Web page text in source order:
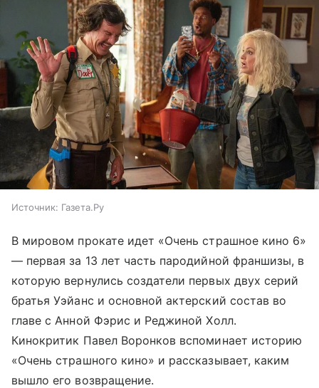
Источник: Газета.Ру
В мировом прокате идет «Очень страшное кино 6»
— первая за 13 лет часть пародийной франшизы, в
которую вернулись создатели первых двух серий
братья Уэйанс и основной актерский состав во
главе с Анной Фэрис и Реджиной Холл.
Кинокритик Павел Воронков вспоминает историю
«Очень страшного кино» и рассказывает, каким
вышло его возвращение.